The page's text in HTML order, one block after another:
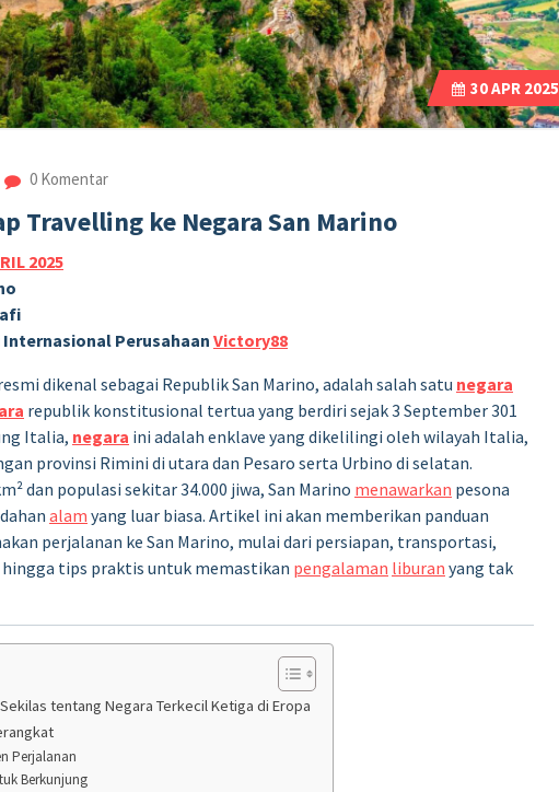
30APR 2025
0 Komentar
Travelling ke Negara San Marino
2025
Perusahaan Victory88
dikenal sebagai Republik San Marino, adalah salah satu negara
republik konstitusional tertua yang berdiri sejak 3 September 301
Italia, negara ini adalah enklave yang dikelilingi oleh wilayah Italia,
provinsi Rimini di utara dan Pesaro serta Urbino di selatan.
dan populasi sekitar 34.000 jiwa, San Marino menawarkan pesona
alam yang luar biasa. Artikel ini akan memberikan panduan
perjalanan ke San Marino, mulai dari persiapan, transportasi,
hingga tips praktis untuk memastikan pengalaman liburan yang tak
tentang Negara Terkecil Ketiga di Eropa
Perjalanan
Berkunjung